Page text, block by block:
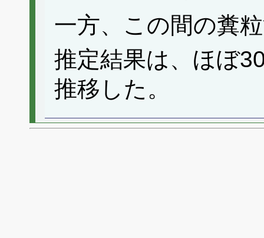
一方、この間の糞
推定結果は、ほぼ
推移した。